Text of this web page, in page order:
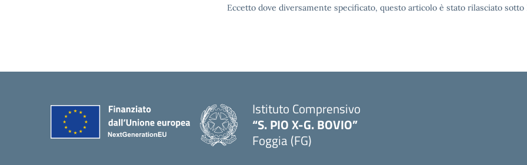
Eccetto dove diversamente specificato, questo articolo è stato rilasciato
Istituto Comprensivo
“S. PIO X-G. BOVIO”
Foggia (FG)